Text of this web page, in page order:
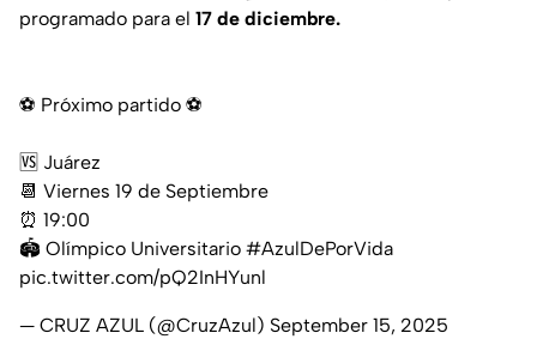
programado para el 17 de diciembre.
⚽️ Próximo partido ⚽️
🆚 Juárez
📆 Viernes 19 de Septiembre
⏰ 19:00
🏟️ Olímpico Universitario #AzulDePorVida
pic.twitter.com/pQ2InHYunl
— CRUZ AZUL (@CruzAzul) September 15, 2025